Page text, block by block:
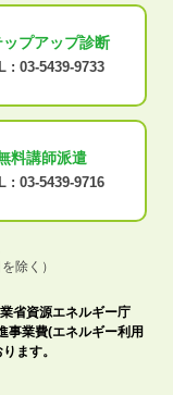
ップアップ診断
: 03-5439-9733
料講師派遣
: 03-5439-9716
除く）
省資源エネルギー庁
事業費(エネルギー利用
ます。